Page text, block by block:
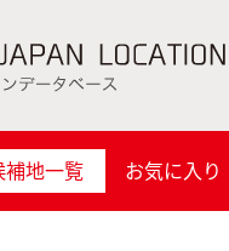
補地一覧 お気に入り